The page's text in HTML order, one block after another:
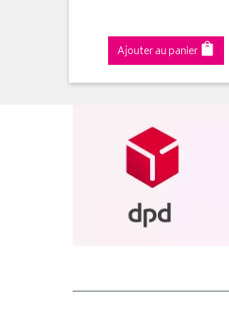
Ajouter au panier